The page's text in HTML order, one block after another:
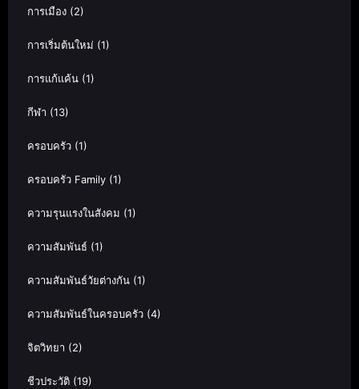
การเมือง (2)
การเริ่มต้นใหม่ (1)
การแก้แค้น (1)
กีฬา (13)
ครอบครัว (1)
ครอบครัว Family (1)
ความรุนแรงในสังคม (1)
ความสัมพันธ์ (1)
ความสัมพันธ์วัยต่างกัน (1)
ความสัมพันธ์ในครอบครัว (4)
จิตวิทยา (2)
ชีวประวัติ (19)